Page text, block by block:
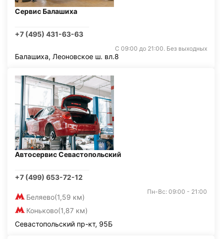
Сервис Балашиха
+7 (495) 431-63-63
С 09:00 до 21:00. Без выходных
Балашиха, Леоновское ш. вл.8
Автосервис Севастопольский
+7 (499) 653-72-12
Беляево(1,59 км)
Коньково(1,87 км)
Пн-Вс: 09:00 - 21:00
Севастопольский пр-кт, 95Б